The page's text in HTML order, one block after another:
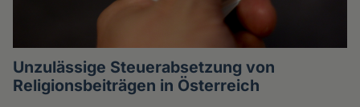
Unzulässige Steuerabsetzung von
Religionsbeiträgen in Österreich